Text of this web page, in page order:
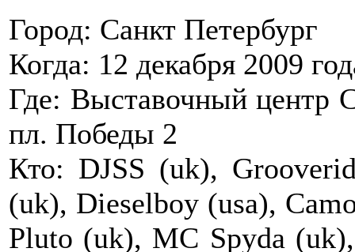
Город: Санкт Петербург
Когда: 12 декабря 2009
Где: Выставочный центр
пл. Победы 2
Кто: DJSS (uk),
(uk), Dieselboy (usa),
Pluto (uk), MC Spyda